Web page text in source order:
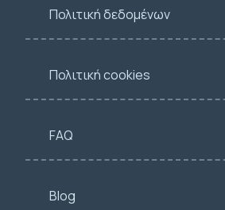
Πολιτική δεδομένων
Πολιτική cookies
FAQ
Blog